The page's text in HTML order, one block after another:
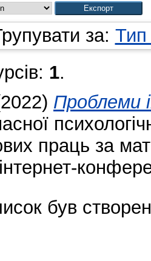
за: Тип
1.
Проблеми
праць за
був